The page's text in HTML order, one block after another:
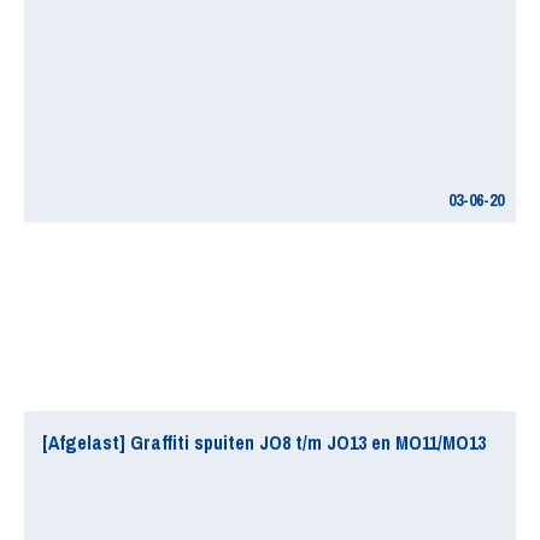
03-06-20
[Afgelast] Graffiti spuiten JO8 t/m JO13 en MO11/MO13